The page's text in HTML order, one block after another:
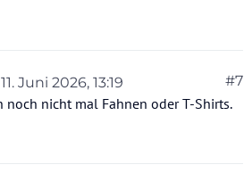
11. Juni 2026, 13:19
von
#7
nicht mal Fahnen oder T-Shirts.